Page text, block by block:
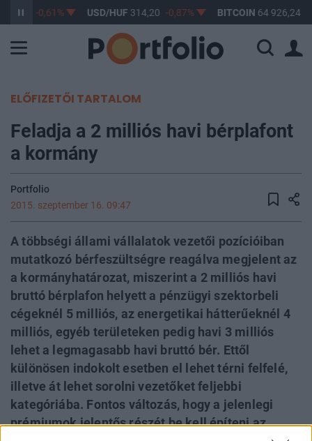
-0,61% USD/HUF314,20 -0,87% BITCOIN64 926,24
ELŐFIZETŐI TARTALOM
Feladja a 2 milliós havi bérplafont
a kormány
Portfolio
2015. szeptember 16. 09:47
A többségi állami vállalatok vezetői pozícióiban
mutatkozó bérfeszültségre reagálva megjelent az
a kormányhatározat, miszerint a 2 milliós havi
bruttó bérplafon helyett a pénzügyi szektorbeli
cégeknél 5 milliós, az energetikai hátterűeknél 4
milliós, egyéb területeken pedig havi 3 milliós
lehet a legmagasabb havi bruttó bér. Ettől
különösen indokolt esetben el lehet térni felfelé,
illetve át lehet sorolni vezetőket feljebbi
kategóriába. Fontos változás, hogy a jelenlegi
prémiumok jelentős részét be kell építeni az